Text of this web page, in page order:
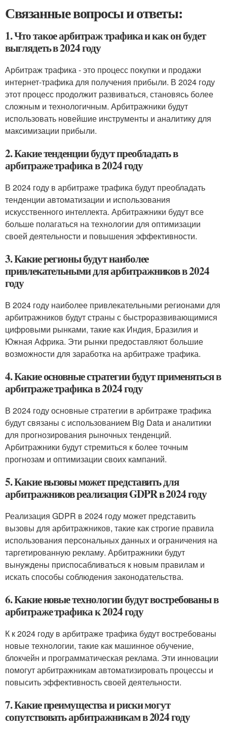
Связанные вопросы и ответы:
1. Что такое арбитраж трафика и как он будет
выглядеть в 2024 году
Арбитраж трафика - это процесс покупки и продажи
интернет-трафика для получения прибыли. В 2024 году
этот процесс продолжит развиваться, становясь более
сложным и технологичным. Арбитражники будут
использовать новейшие инструменты и аналитику для
максимизации прибыли.
2. Какие тенденции будут преобладать в
арбитраже трафика в 2024 году
В 2024 году в арбитраже трафика будут преобладать
тенденции автоматизации и использования
искусственного интеллекта. Арбитражники будут все
больше полагаться на технологии для оптимизации
своей деятельности и повышения эффективности.
3. Какие регионы будут наиболее
привлекательными для арбитражников в 2024
году
В 2024 году наиболее привлекательными регионами для
арбитражников будут страны с быстроразвивающимися
цифровыми рынками, такие как Индия, Бразилия и
Южная Африка. Эти рынки предоставляют большие
возможности для заработка на арбитраже трафика.
4. Какие основные стратегии будут применяться в
арбитраже трафика в 2024 году
В 2024 году основные стратегии в арбитраже трафика
будут связаны с использованием Big Data и аналитики
для прогнозирования рыночных тенденций.
Арбитражники будут стремиться к более точным
прогнозам и оптимизации своих кампаний.
5. Какие вызовы может представить для
арбитражников реализация GDPR в 2024 году
Реализация GDPR в 2024 году может представить
вызовы для арбитражников, такие как строгие правила
использования персональных данных и ограничения на
таргетированную рекламу. Арбитражники будут
вынуждены приспосабливаться к новым правилам и
искать способы соблюдения законодательства.
6. Какие новые технологии будут востребованы в
арбитраже трафика к 2024 году
К к 2024 году в арбитраже трафика будут востребованы
новые технологии, такие как машинное обучение,
блокчейн и программатическая реклама. Эти инновации
помогут арбитражникам автоматизировать процессы и
повысить эффективность своей деятельности.
7. Какие преимущества и риски могут
сопутствовать арбитражникам в 2024 году